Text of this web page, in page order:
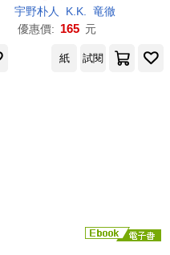
宇野朴人 K.K.
竜徹
優惠價: 165 元
紙 試閱